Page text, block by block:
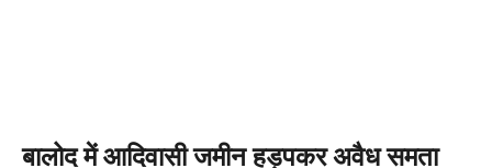
बालोद में आदिवासी जमीन हड़पकर अवैध समता